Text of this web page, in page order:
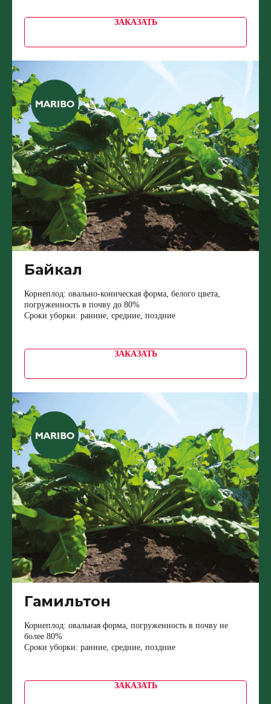
ЗАКАЗАТЬ
Байкал
Корнеплод: овально-коническая форма, белого цвета,
погруженность в почву до 80%
Сроки уборки: ранние, средние, поздние
ЗАКАЗАТЬ
Гамильтон
Корнеплод: овальная форма, погруженность в почву не
более 80%
Сроки уборки: ранние, средние, поздние
ЗАКАЗАТЬ